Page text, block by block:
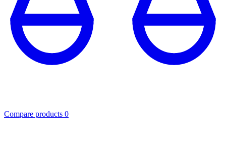
Compare products 0